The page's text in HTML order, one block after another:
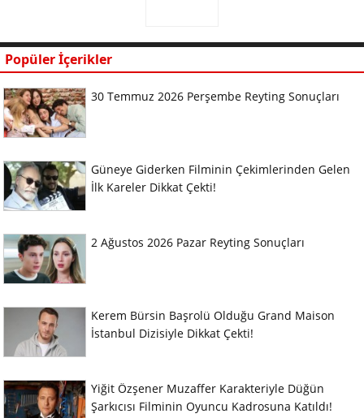
Popüler İçerikler
30 Temmuz 2026 Perşembe Reyting Sonuçları
Güneye Giderken Filminin Çekimlerinden Gelen
İlk Kareler Dikkat Çekti!
2 Ağustos 2026 Pazar Reyting Sonuçları
Kerem Bürsin Başrolü Olduğu Grand Maison
İstanbul Dizisiyle Dikkat Çekti!
Yiğit Özşener Muzaffer Karakteriyle Düğün
Şarkıcısı Filminin Oyuncu Kadrosuna Katıldı!